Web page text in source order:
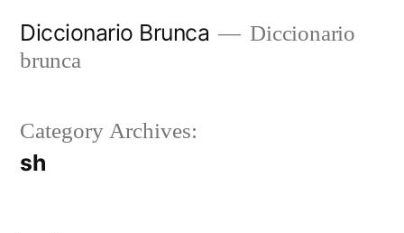
Diccionario Brunca
Diccionario
brunca
Category Archives:
sh